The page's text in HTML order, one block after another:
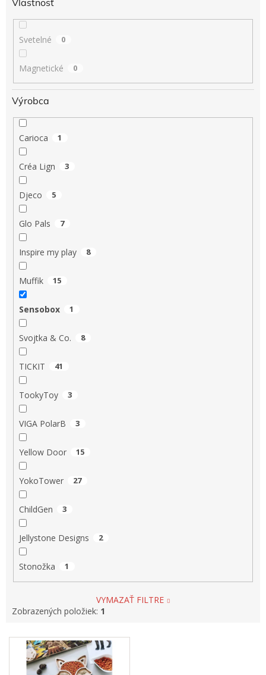
Svetelné 0
Magnetické 0
Výrobca
Carioca 1
Créa Lign 3
Djeco 5
Glo Pals 7
Inspire my play 8
Muffik 15
Sensobox 1
Svojtka & Co. 8
TICKIT 41
TookyToy 3
VIGA PolarB 3
Yellow Door 15
YokoTower 27
ChildGen 3
Jellystone Designs 2
Stonožka 1
VYMAZAŤ FILTRE
Zobrazených položiek: 1
V